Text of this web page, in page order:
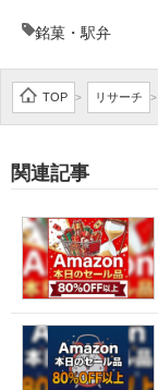
銘菓・駅弁
TOP > リサーチ >
関連記事